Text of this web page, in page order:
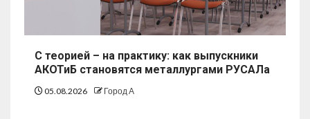
С теорией – на практику: как выпускники
АКОТиБ становятся металлургами РУСАЛа
05.08.2026 Город А